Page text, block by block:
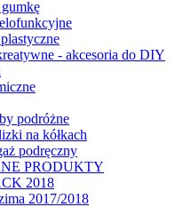
- akcesoria do DIY
podróżne
na kółkach
podręczny
PRODUKTY
2018
2017/2018